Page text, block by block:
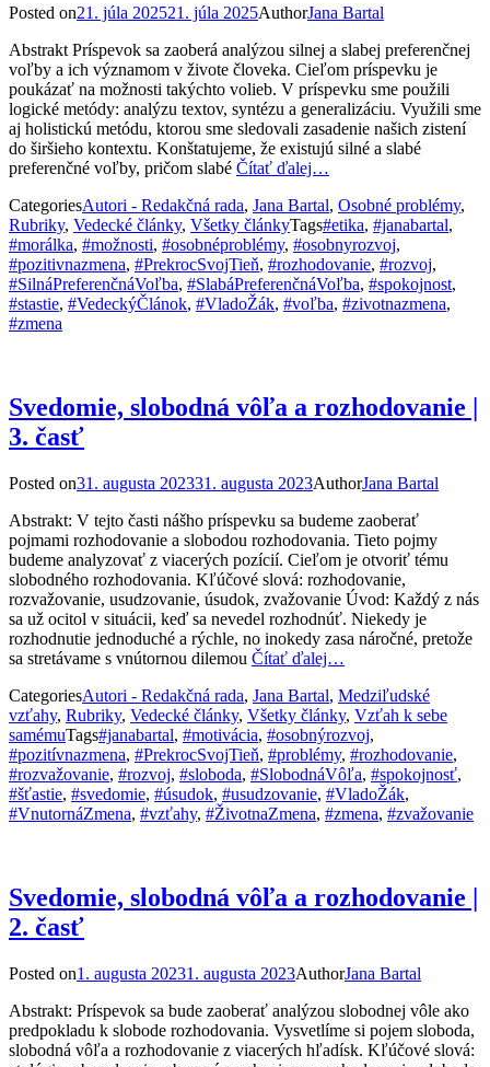
Posted on21. júla 202521. júla 2025AuthorJana Bartal
Abstrakt Príspevok sa zaoberá analýzou silnej a slabej preferenčnej
voľby a ich významom v živote človeka. Cieľom príspevku je
poukázať na možnosti takýchto volieb. V príspevku sme použili
logické metódy: analýzu textov, syntézu a generalizáciu. Využili sme
aj holistickú metódu, ktorou sme sledovali zasadenie našich zistení
do širšieho kontextu. Konštatujeme, že existujú silné a slabé
preferenčné voľby, pričom slabé Čítať ďalej…
CategoriesAutori - Redakčná rada, Jana Bartal, Osobné problémy,
Rubriky, Vedecké články, Všetky článkyTags#etika, #janabartal,
#morálka, #možnosti, #osobnéproblémy, #osobnyrozvoj,
#pozitivnazmena, #PrekrocSvojTieň, #rozhodovanie, #rozvoj,
#SilnáPreferenčnáVoľba, #SlabáPreferenčnáVoľba, #spokojnost,
#stastie, #VedeckýČlánok, #VladoŽák, #voľba, #zivotnazmena,
#zmena
Svedomie, slobodná vôľa a rozhodovanie |
3. časť
Posted on31. augusta 202331. augusta 2023AuthorJana Bartal
Abstrakt: V tejto časti nášho príspevku sa budeme zaoberať
pojmami rozhodovanie a slobodou rozhodovania. Tieto pojmy
budeme analyzovať z viacerých pozícií. Cieľom je otvoriť tému
slobodného rozhodovania. Kľúčové slová: rozhodovanie,
rozvažovanie, usudzovanie, úsudok, zvažovanie Úvod: Každý z nás
sa už ocitol v situácii, keď sa nevedel rozhodnúť. Niekedy je
rozhodnutie jednoduché a rýchle, no inokedy zasa náročné, pretože
sa stretávame s vnútornou dilemou Čítať ďalej…
CategoriesAutori - Redakčná rada, Jana Bartal, Medziľudské
vzťahy, Rubriky, Vedecké články, Všetky články, Vzťah k sebe
samémuTags#janabartal, #motivácia, #osobnýrozvoj,
#pozitívnazmena, #PrekrocSvojTieň, #problémy, #rozhodovanie,
#rozvažovanie, #rozvoj, #sloboda, #SlobodnáVôľa, #spokojnosť,
#šťastie, #svedomie, #úsudok, #usudzovanie, #VladoŽák,
#VnutornáZmena, #vzťahy, #ŽivotnaZmena, #zmena, #zvažovanie
Svedomie, slobodná vôľa a rozhodovanie |
2. časť
Posted on1. augusta 20231. augusta 2023AuthorJana Bartal
Abstrakt: Príspevok sa bude zaoberať analýzou slobodnej vôle ako
predpokladu k slobode rozhodovania. Vysvetlíme si pojem sloboda,
slobodná vôľa a rozhodovanie z viacerých hľadísk. Kľúčové slová: